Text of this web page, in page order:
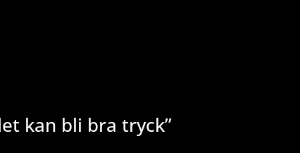
kan bli bra tryck”